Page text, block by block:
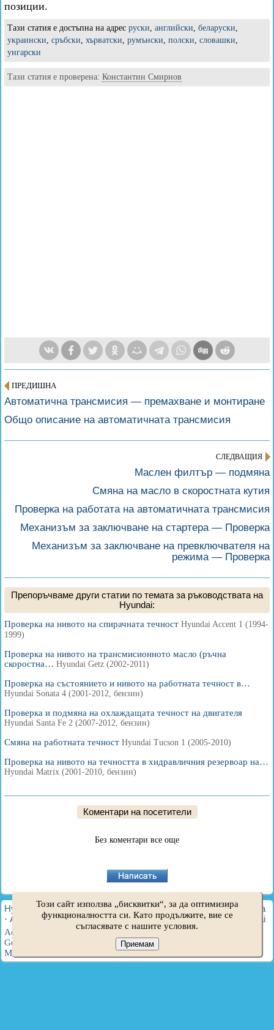
позиции.
Тази статия е достъпна на адрес руски, английски, беларуски,
украински, сръбски, хърватски, румънски, полски, словашки,
унгарски
Тази статия е проверена: Константин Смирнов
ПРЕДИШНА
Автоматична трансмисия — премахване и монтиране
Общо описание на автоматичната трансмисия
СЛЕДВАЩИЯ
Маслен филтър — подмяна
Смяна на масло в скоростната кутия
Проверка на работата на автоматичната трансмисия
Механизъм за заключване на стартера — Проверка
Механизъм за заключване на превключвателя на
режима — Проверка
Препоръчваме други статии по темата за ръководствата на
Hyundai:
Проверка на нивото на спирачната течност Hyundai Accent 1 (1994-
1999)
Проверка на нивото на трансмисионното масло (ръчна
скоростна… Hyundai Getz (2002-2011)
Проверка на състоянието и нивото на работната течност в…
Hyundai Sonata 4 (2001-2012, бензин)
Проверка и подмяна на охлаждащата течност на двигателя
Hyundai Santa Fe 2 (2007-2012, бензин)
Смяна на работната течност Hyundai Tucson 1 (2005-2010)
Проверка на нивото на течността в хидравличния резервоар на…
Hyundai Matrix (2001-2010, бензин)
Коментари на посетители
Без коментари все още
HyundaiBook.ru © 2018-2026·Пълна версия·Карта на сайта
· Администрация·Търсене в сайта ·Собственици на Hyundai
Accent 1 Accent 2·Accent 3 · Elantra 1 ·Elantra 2
Getz
Santa Fe 2·
Matrix
Този сайт използва „бисквитки“, за да оптимизира
функционалността си. Като продължите, вие се
съгласявате с нашите условия.
Приемам